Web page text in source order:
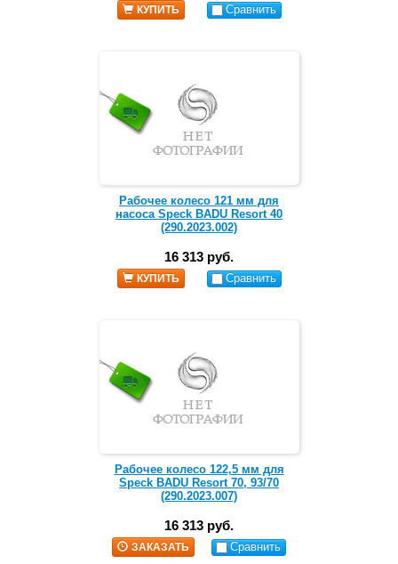
КУПИТЬ Сравнить
Рабочее колесо 121 мм для
насоса Speck BADU Resort 40
(290.2023.002)
16 313 руб.
КУПИТЬ Сравнить
Рабочее колесо 122,5 мм для
Speck BADU Resort 70, 93/70
(290.2023.007)
16 313 руб.
ЗАКАЗАТЬ Сравнить